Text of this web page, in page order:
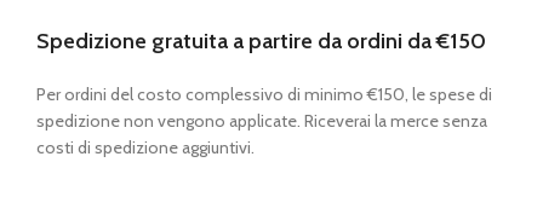
Spedizione gratuita a partire da ordini da €150
Per ordini del costo complessivo di minimo €150, le spese di
spedizione non vengono applicate. Riceverai la merce senza
costi di spedizione aggiuntivi.